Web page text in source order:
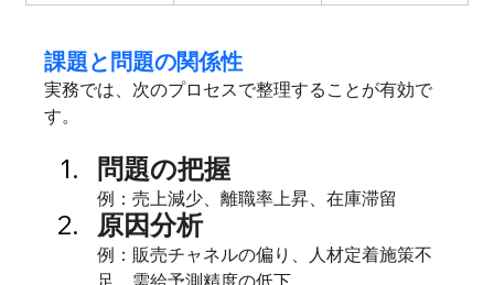
課題と問題の関係性
実務では、次のプロセスで整理することが有効で
す。
問題の把握
例：売上減少、離職率上昇、在庫滞留
原因分析
例：販売チャネルの偏り、人材定着施策不
足、需給予測精度の低下